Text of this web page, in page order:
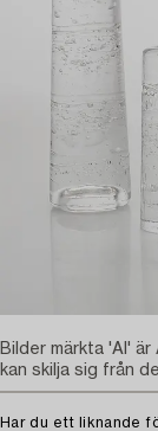
Har du ett liknande
Bilder märkta 'AI'
kan skilja sig från